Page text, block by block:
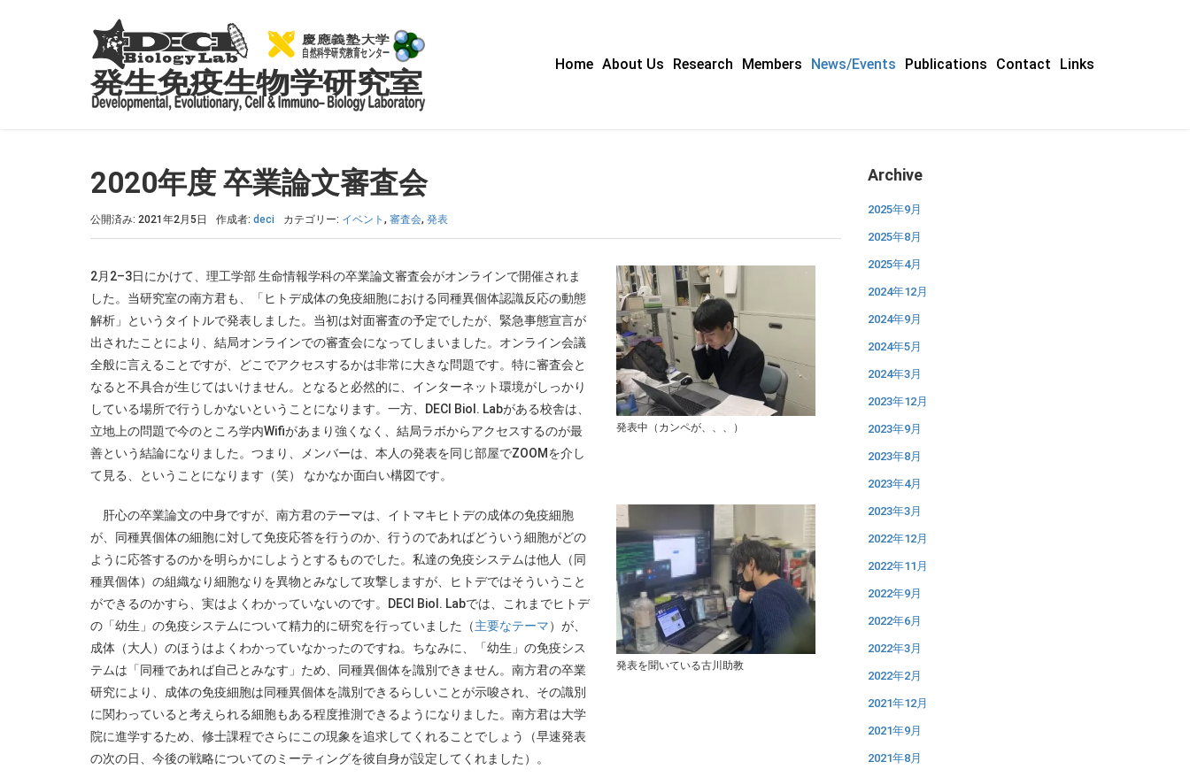
Home About Us Research Members News/Events Publications Contact Links
2020年度 卒業論文審査会
公開済み: 2021年2月5日 作成者: deci カテゴリー: イベント , 審査会, 発表
2月2–3日にかけて、理工学部 生命情報学科の卒業論文審査会がオンラインで開催されま
した。当研究室の南方君も、「ヒトデ成体の免疫細胞における同種異個体認識反応の動態
解析」というタイトルで発表しました。当初は対面審査の予定でしたが、緊急事態宣言が
出されたことにより、結局オンラインでの審査会になってしまいました。オンライン会議
全般に言えることですが、どこでアクセスするかは非常に大きな問題です。特に審査会と
なると不具合が生じてはいけません。となると必然的に、インターネット環境がしっかり
している場所で行うしかないということになります。一方、DECI Biol. Labがある校舎は、
立地上の問題で今のところ学内Wifiがあまり強くなく、結局ラボからアクセスするのが最
善という結論になりました。つまり、メンバーは、本人の発表を同じ部屋でZOOMを介し
て見る、ということになります（笑） なかなか面白い構図です。
発表中（カンペが、、、）
肝心の卒業論文の中身ですが、南方君のテーマは、イトマキヒトデの成体の免疫細胞
が、同種異個体の細胞に対して免疫応答を行うのか、行うのであればどういう細胞がどの
ように応答するのかを明らかにしようとするものでした。私達の免疫システムは他人（同
種異個体）の組織なり細胞なりを異物とみなして攻撃しますが、ヒトデではそういうこと
ができるのかすら、実はよくわかっていないのです。DECI Biol. Labでは、これまでヒトデ
の「幼生」の免疫システムについて精力的に研究を行っていました（主要なテーマ ）が、
成体（大人）のほうはよくわかっていなかったのですね。ちなみに、「幼生」の免疫シス
テムは「同種であれば自己とみなす」ため、同種異個体を識別できません。南方君の卒業
研究により、成体の免疫細胞は同種異個体を識別できるらしいことが示唆され、その識別
に関わっていると考えられる細胞もある程度推測できるようになりました。南方君は大学
院に進学するため、修士課程でさらにこの現象を追求してくれることでしょう（早速発表
の次の日、今後の戦略についてのミーティングを彼自身が設定してくれました）。
発表を聞いている古川助教
Archive
2025年9月
2025年8月
2025年4月
2024年12月
2024年9月
2024年5月
2024年3月
2023年12月
2023年9月
2023年8月
2023年4月
2023年3月
2022年12月
2022年11月
2022年9月
2022年6月
2022年3月
2022年2月
2021年12月
2021年9月
2021年8月